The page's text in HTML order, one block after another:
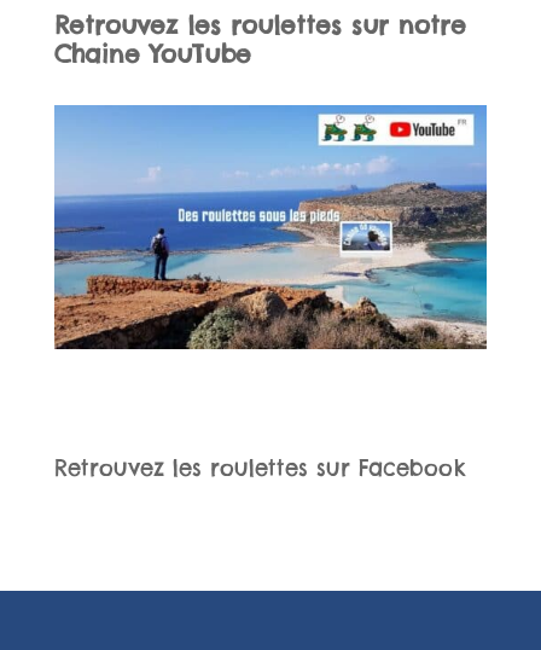
Retrouvez les roulettes sur notre
ChaineYouTube
Retrouvez les roulettes sur Facebook